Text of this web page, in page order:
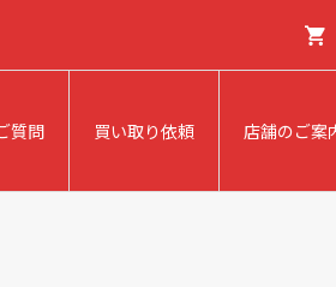
質問 買い取り依頼 店舗のご案